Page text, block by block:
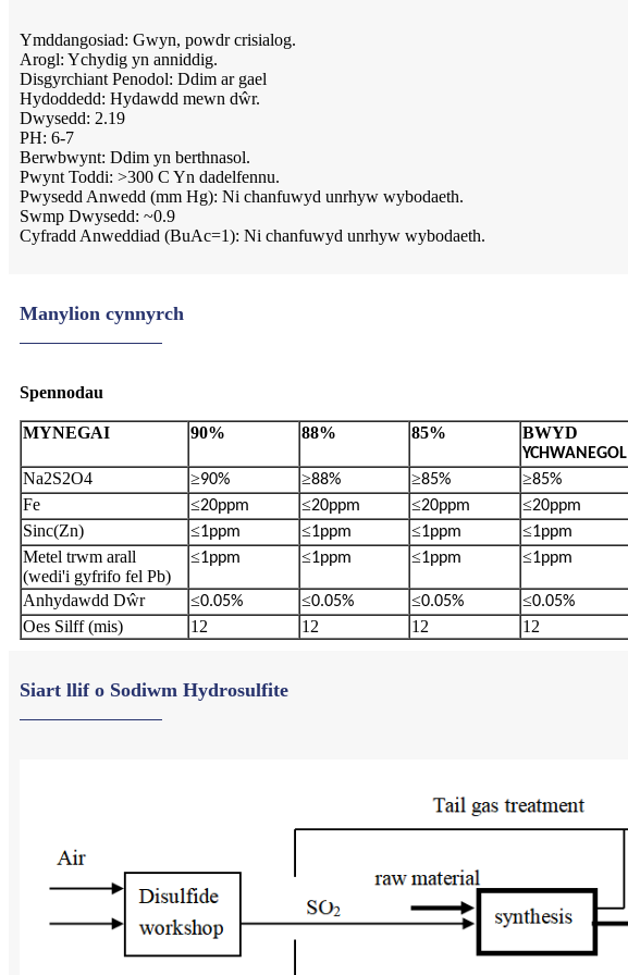
Ymddangosiad: Gwyn, powdr crisialog.
Arogl: Ychydig yn anniddig.
Disgyrchiant Penodol: Ddim ar gael
Hydoddedd: Hydawdd mewn dŵr.
Dwysedd: 2.19
PH: 6-7
Berwbwynt: Ddim yn berthnasol.
Pwynt Toddi: >300 C Yn dadelfennu.
Pwysedd Anwedd (mm Hg): Ni chanfuwyd unrhyw wybodaeth.
Swmp Dwysedd: ~0.9
Cyfradd Anweddiad (BuAc=1): Ni chanfuwyd unrhyw wybodaeth.
Manylion cynnyrch
Spennodau
MYNEGAI 90% 88% 85% BWYD
YCHWANEGOL
Na2S2O4 ≥90% ≥88% ≥85% ≥85%
Fe ≤20ppm ≤20ppm ≤20ppm ≤20ppm
Sinc(Zn) ≤1ppm ≤1ppm ≤1ppm ≤1ppm
Metel trwm arall
(wedi'i gyfrifo fel Pb)
≤1ppm ≤1ppm ≤1ppm ≤1ppm
Anhydawdd Dŵr ≤0.05% ≤0.05% ≤0.05% ≤0.05%
Oes Silff (mis) 12 12 12 12
Siart llif o Sodiwm Hydrosulfite